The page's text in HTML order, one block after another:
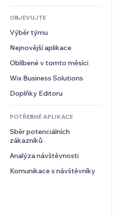
Výpisy webu
E‑mail
Účetnictví
Kupóny a věrnostní programy
Skladování
Jídlo a nápoje
Nemovitosti
Rezervace
Podcasty
Fotografie
Video
PDF
Sdílení souborů
Novinky
Soukromí a bezpečnost
Hodiny
Šablony stránek
Efekty pro obrázky
Tlačítka a nabídky
Bannery a odznaky
Kalkulačky
Vyhledávání
Počasí
Tabulky a grafy
Formuláře
Ankety
Chat
Komentáře
Telefon
Komunita
Reference a recenze
CRM
OBJEVUJTE
Výběr týmu
Nejnovější aplikace
Oblíbené v tomto měsíci
Wix Business Solutions
Doplňky Editoru
POTŘEBNÉ APLIKACE
Sběr potenciálních
zákazníků
Analýza návštěvnosti
Komunikace s návštěvníky